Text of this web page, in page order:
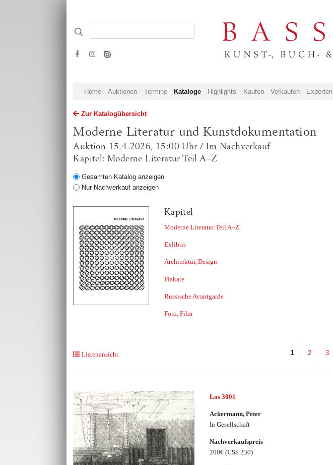
Home Auktionen Termine Kataloge Highlights Kaufen Verkaufen Experten
Zur Katalogübersicht
Moderne Literatur und Kunstdokumentation
Auktion 15.4.2026, 15:00 Uhr / Im Nachverkauf
Kapitel: Moderne Literatur Teil A–Z
Gesamten Katalog anzeigen
Nur Nachverkauf anzeigen
Kapitel
Moderne Literatur Teil A–Z
Exlibris
Architektur, Design
Plakate
Russische Avantgarde
Foto, Film
Listenansicht 1 2 3
Los 3001
Ackermann, Peter
In Gesellschaft
Nachverkaufspreis
200€(US$ 230)